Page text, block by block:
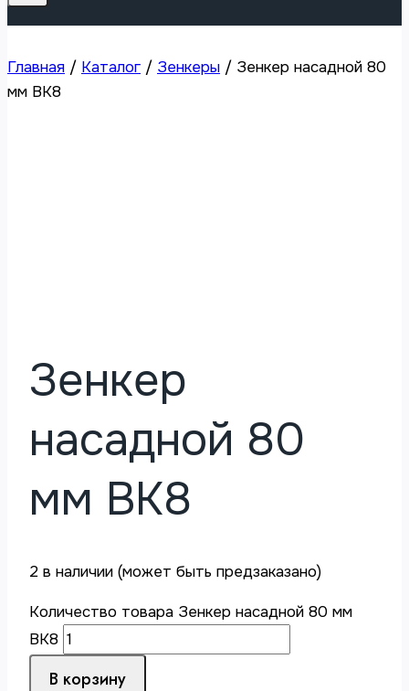
Главная / Каталог / Зенкеры / Зенкер насадной 80
мм ВК8
Зенкер
насадной 80
мм ВК8
2 в наличии (может быть предзаказано)
Количество товара Зенкер насадной 80 мм
ВК8
В корзину